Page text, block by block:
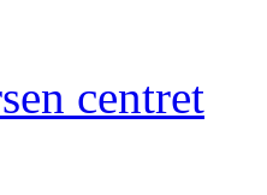
centret